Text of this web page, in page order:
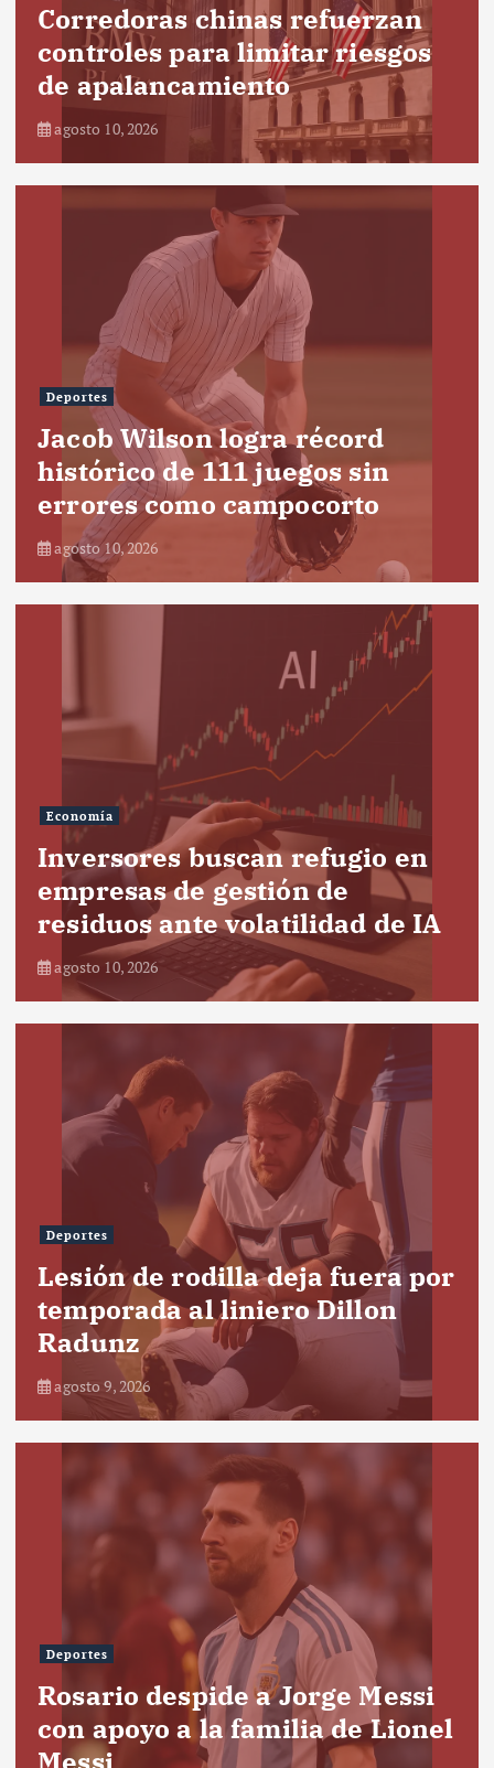
Corredoras chinas refuerzan
controles para limitar riesgos
de apalancamiento
agosto 10, 2026
Deportes
Jacob Wilson logra récord
histórico de 111 juegos sin
errores como campocorto
agosto 10, 2026
Economía
Inversores buscan refugio en
empresas de gestión de
residuos ante volatilidad de IA
agosto 10, 2026
Deportes
Lesión de rodilla deja fuera por
temporada al liniero Dillon
Radunz
agosto 9, 2026
Deportes
Rosario despide a Jorge Messi
con apoyo a la familia de Lionel